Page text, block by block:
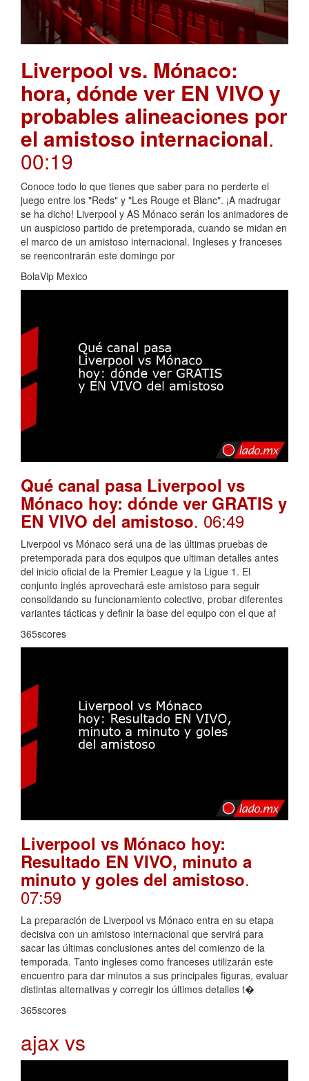
Liverpool vs. Mónaco:
hora, dónde ver EN VIVO y
probables alineaciones por
el amistoso internacional.
00:19
Conoce todo lo que tienes que saber para no perderte el
juego entre los "Reds" y "Les Rouge et Blanc". ¡A madrugar
se ha dicho! Liverpool y AS Mónaco serán los animadores de
un auspicioso partido de pretemporada, cuando se midan en
el marco de un amistoso internacional. Ingleses y franceses
se reencontrarán este domingo por
BolaVip Mexico
Qué canal pasa Liverpool vs
Mónaco hoy: dónde ver GRATIS y
EN VIVO del amistoso. 06:49
Liverpool vs Mónaco será una de las últimas pruebas de
pretemporada para dos equipos que ultiman detalles antes
del inicio oficial de la Premier League y la Ligue 1. El
conjunto inglés aprovechará este amistoso para seguir
consolidando su funcionamiento colectivo, probar diferentes
variantes tácticas y definir la base del equipo con el que af
365scores
Liverpool vs Mónaco hoy:
Resultado EN VIVO, minuto a
minuto y goles del amistoso.
07:59
La preparación de Liverpool vs Mónaco entra en su etapa
decisiva con un amistoso internacional que servirá para
sacar las últimas conclusiones antes del comienzo de la
temporada. Tanto ingleses como franceses utilizarán este
encuentro para dar minutos a sus principales figuras, evaluar
distintas alternativas y corregir los últimos detalles t�
365scores
ajax vs